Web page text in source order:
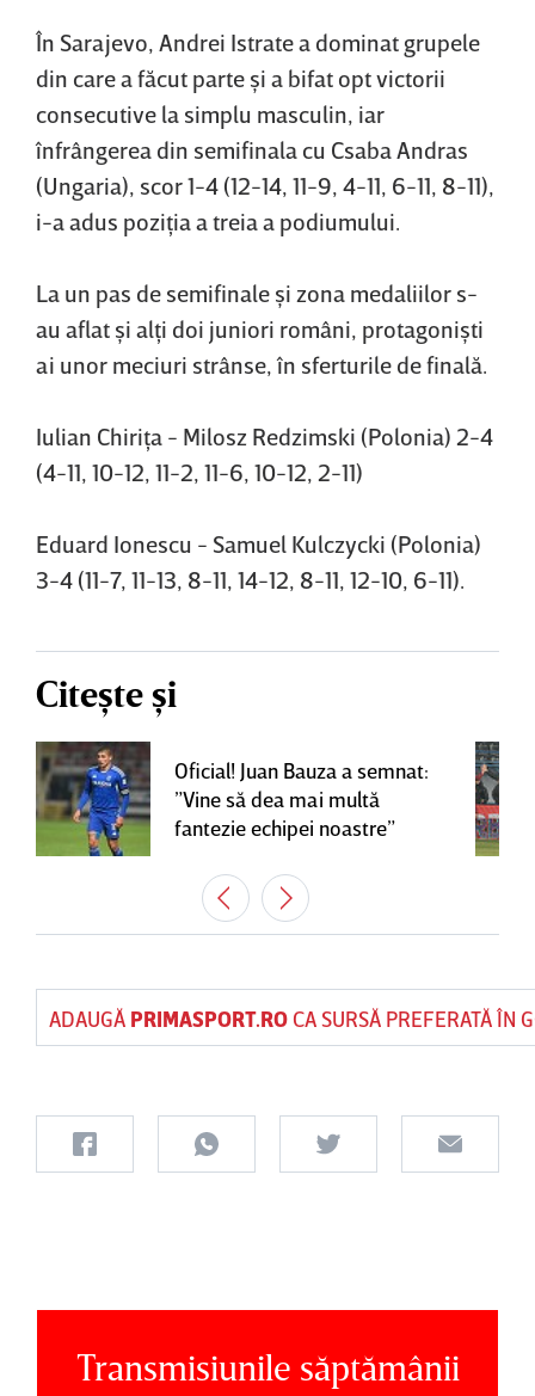
În Sarajevo, Andrei Istrate a dominat grupele
din care a făcut parte şi a bifat opt victorii
consecutive la simplu masculin, iar
înfrângerea din semifinala cu Csaba Andras
(Ungaria), scor 1-4 (12-14, 11-9, 4-11, 6-11, 8-11),
i-a adus poziţia a treia a podiumului.
La un pas de semifinale şi zona medaliilor s-
au aflat şi alţi doi juniori români, protagonişti
ai unor meciuri strânse, în sferturile de finală.
Iulian Chiriţa - Milosz Redzimski (Polonia) 2-4
(4-11, 10-12, 11-2, 11-6, 10-12, 2-11)
Eduard Ionescu - Samuel Kulczycki (Polonia)
3-4 (11-7, 11-13, 8-11, 14-12, 8-11, 12-10, 6-11).
Citește și
Oficial! Juan Bauza a semnat:
”Vine să dea mai multă
fantezie echipei noastre”
ADAUGĂ PRIMASPORT.ROCA SURSĂ PREFERATĂ ÎN
Transmisiunile săptămânii